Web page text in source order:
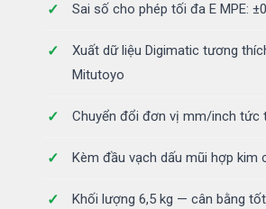
Sai số cho phép tối đa E MPE:
Xuất dữ liệu Digimatic tương
Mitutoyo
Chuyển đổi đơn vị mm/inch tức
Kèm đầu vạch dấu mũi hợp kim
Khối lượng 6,5 kg — cân bằng